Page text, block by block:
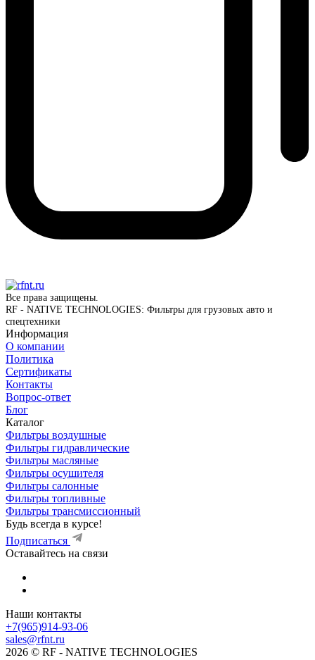
Все права защищены.
RF - NATIVE TECHNOLOGIES: Фильтры для грузовых авто и
спецтехники
Информация
О компании
Политика
Сертификаты
Контакты
Вопрос-ответ
Блог
Каталог
Фильтры воздушные
Фильтры гидравлические
Фильтры масляные
Фильтры осушителя
Фильтры салонные
Фильтры топливные
Фильтры трансмиссионный
Будь всегда в курсе!
Подписаться
Оставайтесь на связи
Наши контакты
+7(965)914-93-06
sales@rfnt.ru
2026 © RF - NATIVE TECHNOLOGIES